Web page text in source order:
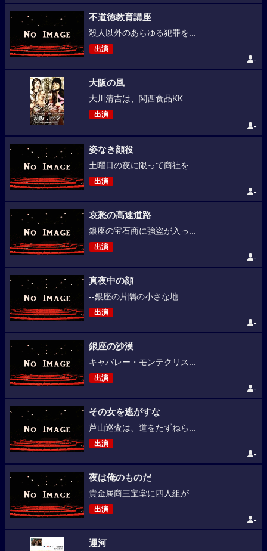
不道徳教育講座
殺人以外のあらゆる犯罪を...
出演
-
大阪の風
大川清吉は、関西食品KK...
出演
-
姿なき顔役
土曜日の夜に限って商社を...
出演
-
哀愁の高速道路
銀座の宝石商に強盗が入っ...
出演
-
真夜中の顔
--銀座の片隅の小さな地...
出演
-
銀座の沙漠
キャバレー・モンテクリス...
出演
-
その女を逃がすな
芦山巡査は、道をたずねら...
出演
-
夜は俺のものだ
貴金属商三宝堂に四人組が...
出演
-
運河